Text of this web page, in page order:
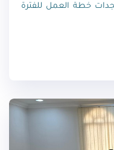
خطة العمل للفترة